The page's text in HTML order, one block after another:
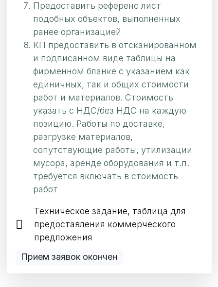
Предоставить референс лист
подобных объектов, выполненных
ранее организацией
КП предоставить в отсканированном
и подписанном виде таблицы на
фирменном бланке с указанием как
единичных, так и общих стоимости
работ и материалов. Стоимость
указать с НДС/без НДС на каждую
позицию. Работы по доставке,
разгрузке материалов,
сопутствующие работы, утилизации
мусора, аренде оборудования и т.п.
требуется включать в стоимость
работ
Техническое задание, таблица для
предоставления коммерческого
предложения
Прием заявок окончен